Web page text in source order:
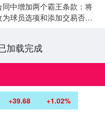
同中增加两个霸王条款：将
球员选项和添加交易否决
加载完成
+39.68 +1.02%